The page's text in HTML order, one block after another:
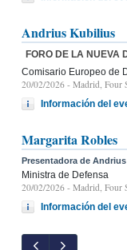
Andrius Kubilius
FORO DE LA NUEVA
Comisario Europeo de
20/02/2026 - Madrid, Four
Información del
Margarita Robles
Presentadora de
Ministra de Defensa
20/02/2026 - Madrid, Four
Información del